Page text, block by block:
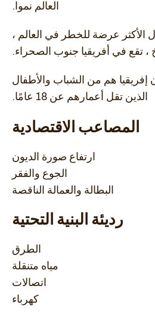
العالم نموا.
بين 10 دول الأكثر عرضة للخطر في العالم ،
، تقع في أفريقيا جنوب الصحراء.
سكان إفريقيا هم من الشباب والأطفال
الذين تقل أعمارهم عن 18 عامًا.
المصاعب الاقتصادية
ارتفاع صورة الديون
الجوع والفقر
البطالة والعمالة الناقصة
رديئة البنية التحتية
الطرق
مياه متنقلة
اتصالات
كهرباء